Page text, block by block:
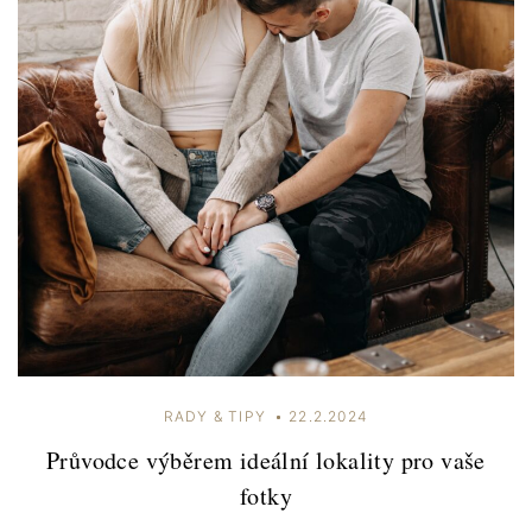
RADY & TIPY 22.2.2024
Průvodce výběrem ideální lokality pro vaše
fotky